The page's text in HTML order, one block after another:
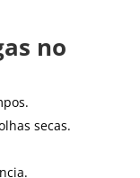
no
secas.